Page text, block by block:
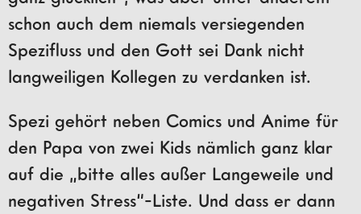
schon auch dem niemals versiegenden
Spezifluss und den Gott sei Dank nicht
langweiligen Kollegen zu verdanken ist.
Spezi gehört neben Comics und Anime für
den Papa von zwei Kids nämlich ganz klar
auf die „bitte alles außer Langeweile und
negativen Stress“-Liste. Und dass er dann